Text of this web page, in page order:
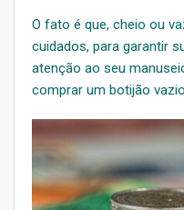
O fato é que, cheio ou
cuidados, para garantir
atenção ao seu
comprar um botijão